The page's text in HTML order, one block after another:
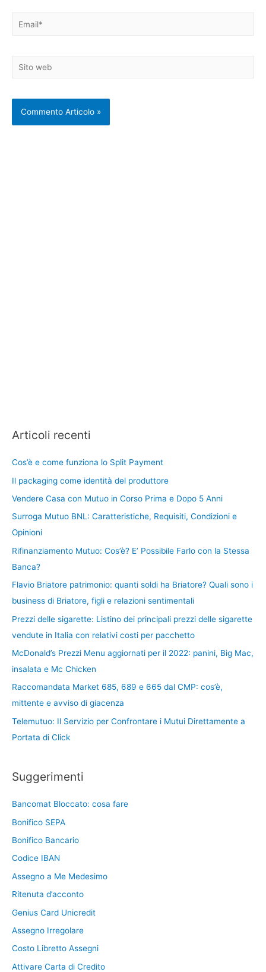
Email*
Sito
Articoli recenti
Cos’è e come funziona lo Split Payment
Il packaging come identità del produttore
Vendere Casa con Mutuo in Corso Prima e Dopo 5 Anni
Surroga Mutuo BNL: Caratteristiche, Requisiti, Condizioni e
Opinioni
Rifinanziamento Mutuo: Cos’è? E’ Possibile Farlo con la Stessa
Banca?
Flavio Briatore patrimonio: quanti soldi ha Briatore? Quali sono i
business di Briatore, figli e relazioni sentimentali
Prezzi delle sigarette: Listino dei principali prezzi delle sigarette
vendute in Italia con relativi costi per pacchetto
McDonald’s Prezzi Menu aggiornati per il 2022: panini, Big Mac,
insalata e Mc Chicken
Raccomandata Market 685, 689 e 665 dal CMP: cos’è,
mittente e avviso di giacenza
Telemutuo: Il Servizio per Confrontare i Mutui Direttamente a
Portata di Click
Suggerimenti
Bancomat Bloccato: cosa fare
Bonifico SEPA
Bonifico Bancario
Codice IBAN
Assegno a Me Medesimo
Ritenuta d’acconto
Genius Card Unicredit
Assegno Irregolare
Costo Libretto Assegni
Attivare Carta di Credito